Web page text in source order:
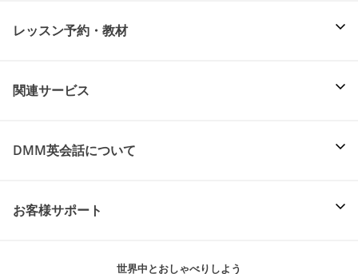
レッスン予約・教材
関連サービス
DMM英会話について
お客様サポート
世界中とおしゃべりしよう